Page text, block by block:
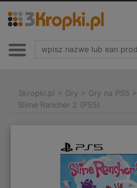
3kropki.pl > Gry > Gry na PS5 >
Slime Rancher 2 (PS5)